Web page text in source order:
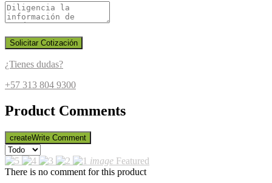
Solicitar Cotización
¿Tienes dudas?
+57 313 804 9300
Product Comments
createWrite Comment
image Featured
There is no comment for this product